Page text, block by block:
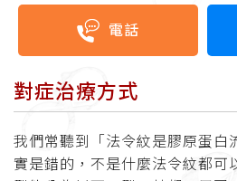
電話
對症治療方式
我們常聽到「法令紋是膠原蛋白
實是錯的，不是什麼法令紋都可